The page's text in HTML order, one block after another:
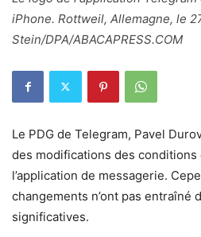
iPhone. Rottweil, Allemagne, le
Stein/DPA/ABACAPRESS.COM
Le PDG de Telegram, Pavel
des modifications des conditions
l’application de messagerie.
changements n’ont pas entraîné
significatives.